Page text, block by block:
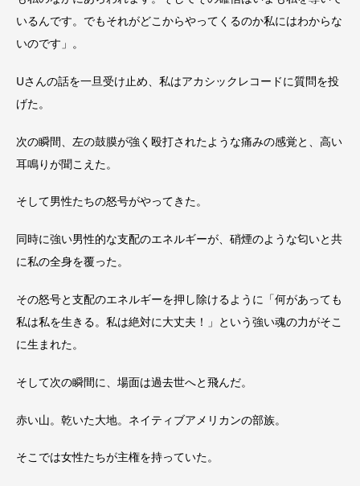
いるんです。でもそれがどこからやってくるのか私にはわからな
いのです」。
Uさんの話を一旦受け止め、私はアカシックレコードに質問を投
げた。
次の瞬間、左の鼓膜が強く殴打されたような痛みの感覚と、高い
耳鳴りが聞こえた。
そして男性たちの怒号がやってきた。
同時に強い男性的な支配のエネルギーが、硝煙のような匂いと共
に私の全身を覆った。
その怒号と支配のエネルギーを押し除けるように「何があっても
私は私を生きる。私は絶対に大丈夫！」という強い魂の力がそこ
に生まれた。
そして次の瞬間に、場面は過去世へと飛んだ。
赤い山。乾いた大地。ネイティブアメリカンの部族。
そこでは女性たちが主権を持っていた。